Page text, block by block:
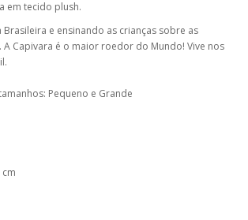
em tecido plush.
Brasileira e ensinando as crianças sobre as
A Capivara é o maior roedor do Mundo! Vive nos
Pequeno e Grande